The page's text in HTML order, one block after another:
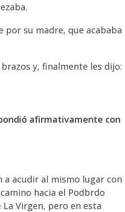
su madre, que acababa
y, finalmente les dijo:
afirmativamente con
a acudir al mismo lugar con
hacia el Podbrdo
Virgen, pero en esta